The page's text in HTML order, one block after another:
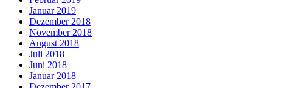
Januar 2019
Dezember 2018
November 2018
August 2018
Juli 2018
Juni 2018
Januar 2018